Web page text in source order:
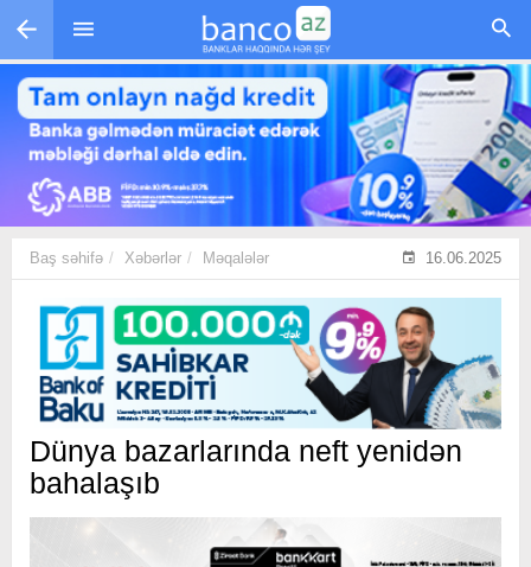
Skip to main content
Baş səhifə Xəbərlər Məqalələr 16.06.2025
Dünya bazarlarında neft yenidən
bahalaşıb